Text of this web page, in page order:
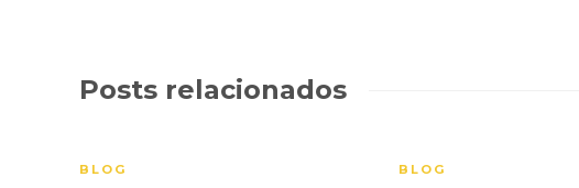
Posts relacionados
BLOG BLOG